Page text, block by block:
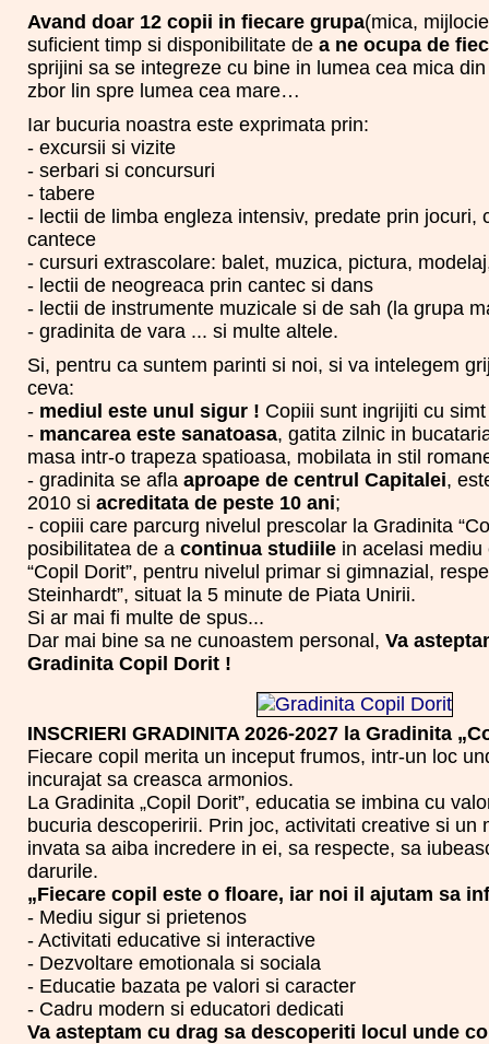
Avand doar 12 copii in fiecare grupa(mica,
suficient timp si disponibilitate de a ne ocupa de
sprijini sa se integreze cu bine in lumea cea mica
zbor lin spre lumea cea mare…
Iar bucuria noastra este exprimata prin:
- excursii si vizite
- serbari si concursuri
- tabere
- lectii de limba engleza intensiv, predate prin jocuri,
cantece
- cursuri extrascolare: balet, muzica, pictura,
- lectii de neogreaca prin cantec si dans
- lectii de instrumente muzicale si de sah (la grupa
- gradinita de vara ... si multe altele.
Si, pentru ca suntem parinti si noi, si va intelegem
ceva:
- mediul este unul sigur ! Copiii sunt ingrijiti cu
- mancarea este sanatoasa, gatita zilnic in
masa intr-o trapeza spatioasa, mobilata in stil
- gradinita se afla aproape de centrul Capitalei,
2010 si acreditata de peste 10 ani;
- copiii care parcurg nivelul prescolar la Gradinita
posibilitatea de a continua studiile in acelasi
“Copil Dorit”, pentru nivelul primar si gimnazial,
Steinhardt”, situat la 5 minute de Piata Unirii.
Si ar mai fi multe de spus...
Dar mai bine sa ne cunoastem personal, Va
Gradinita Copil Dorit !
INSCRIERI GRADINITA 2026-2027 la Gradinita
Fiecare copil merita un inceput frumos, intr-un loc
incurajat sa creasca armonios.
La Gradinita „Copil Dorit”, educatia se imbina cu
bucuria descoperirii. Prin joc, activitati creative si un
invata sa aiba incredere in ei, sa respecte, sa
darurile.
„Fiecare copil este o floare, iar noi il ajutam sa
- Mediu sigur si prietenos
- Activitati educative si interactive
- Dezvoltare emotionala si sociala
- Educatie bazata pe valori si caracter
- Cadru modern si educatori dedicati
Va asteptam cu drag sa descoperiti locul unde